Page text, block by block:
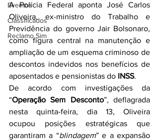
Eventos
Classificados
Reclamo Sim
A Polícia Federal aponta José Carlos
Oliveira, ex-ministro do Trabalho e
Previdência do governo Jair Bolsonaro,
como figura central na manutenção e
ampliação de um esquema criminoso de
descontos indevidos nos benefícios de
aposentados e pensionistas do INSS.
De acordo com investigações da
“Operação Sem Desconto”, deflagrada
nesta quinta-feira, dia 13, Oliveira
ocupou posições estratégicas que
garantiram a “blindagem” e a expansão